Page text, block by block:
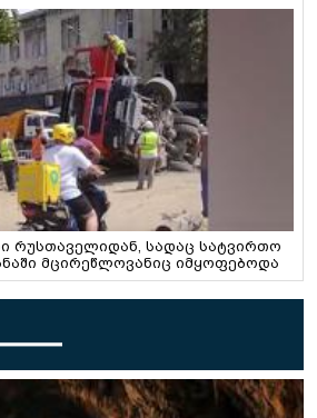
რუსთაველიდან, სადაც სატვირთო
მცირეწლოვანიც იმყოფებოდა